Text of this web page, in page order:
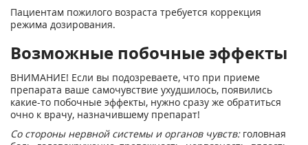
Пациентам пожилого возраста требуется коррекция
режима дозирования.
Возможные побочные эффекты
ВНИМАНИЕ! Если вы подозреваете, что при приеме
препарата ваше самочувствие ухудшилось, появились
какие-то побочные эффекты, нужно сразу же обратиться
очно к врачу, назначившему препарат!
Со стороны нервной системы и органов чувств:головная